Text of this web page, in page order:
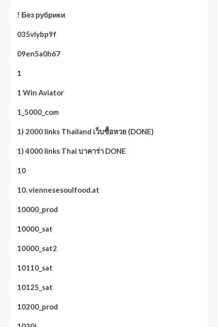
! Без рубрики
035vlybp9f
09en5a0h67
1
1 Win Aviator
1_5000_com
1) 2000 links Thailand เว็บซื้อหวย (DONE)
1) 4000 links Thai บาคาร่า DONE
10
10. viennesesoulfood.at
10000_prod
10000_sat
10000_sat2
10110_sat
10125_sat
10200_prod